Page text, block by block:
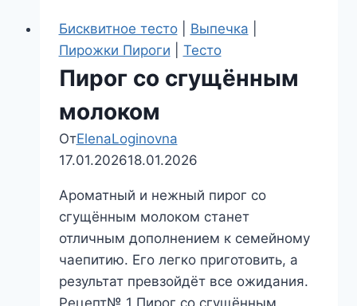
ложек»
Бисквитное тесто| Выпечка
Пирожки Пироги
Тесто
Пирог со сгущённым
молоком
ОтElenaLoginovna
17.01.202618.01.2026
Ароматный и нежный пирог со
сгущённым молоком станет
отличным дополнением к семейному
чаепитию. Его легко приготовить, а
результат превзойдёт все ожидания.